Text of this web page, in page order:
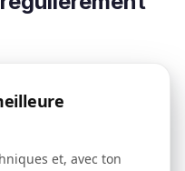
bots et faux
votre compteur
et, avec ton